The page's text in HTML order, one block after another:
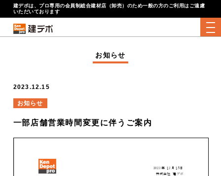
建デポは、プロ専用の会員制総合建材店（卸売）のため一般の方のご利用はご遠慮
いただいております
お知らせ
2023.12.15
お知らせ
一部店舗営業時間変更に伴うご案内